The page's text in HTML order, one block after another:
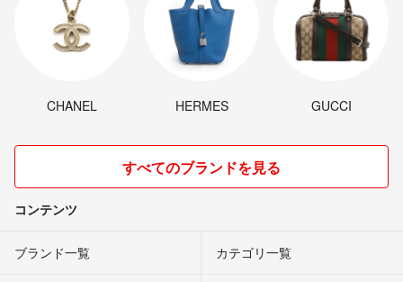
CHANEL HERMES GUCCI
すべてのブランドを見る
コンテンツ
ブランド一覧 カテゴリ一覧